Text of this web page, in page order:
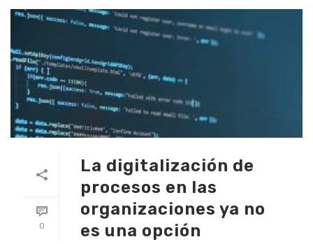
0
La digitalización de
procesos en las
organizaciones ya no
es una opción